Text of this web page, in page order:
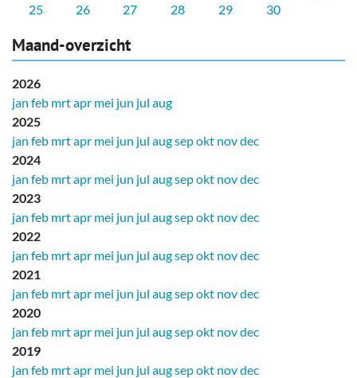
25
26 27 28 29 30
Maand-overzicht
2026
jan feb mrtapr mei jun jul aug
2025
jan feb mrtapr mei jun jul augsepokt novdec
2024
jan feb mrtapr mei jun jul augsepokt novdec
2023
jan feb mrtapr mei jun jul augsepokt novdec
2022
jan feb mrtapr mei jun jul augsepokt novdec
2021
jan feb mrtapr mei jun jul augsepokt novdec
2020
jan feb mrtapr mei jun jul augsepokt novdec
2019
jan feb mrtapr mei jun jul augsepokt novdec